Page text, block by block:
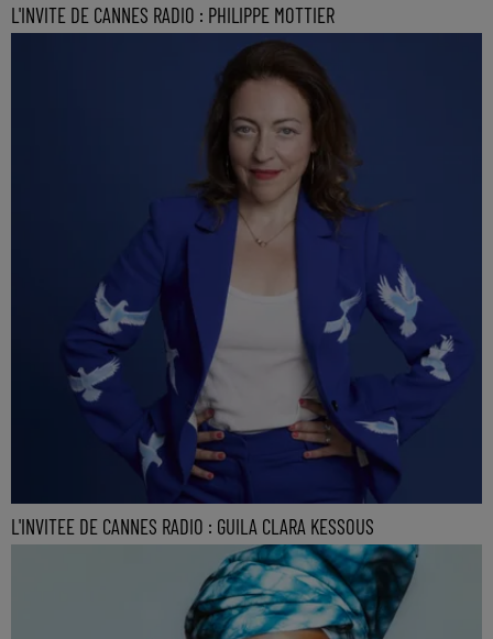
L'INVITE DE CANNES RADIO : PHILIPPE MOTTIER
L'INVITEE DE CANNES RADIO : GUILA CLARA KESSOUS